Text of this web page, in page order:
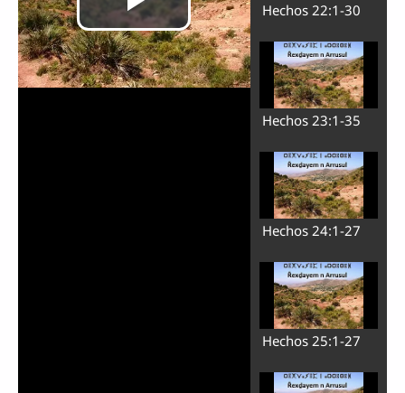
Reproducir
Hechos 22:1-30
Hechos 23:1-35
Hechos 24:1-27
Hechos 25:1-27